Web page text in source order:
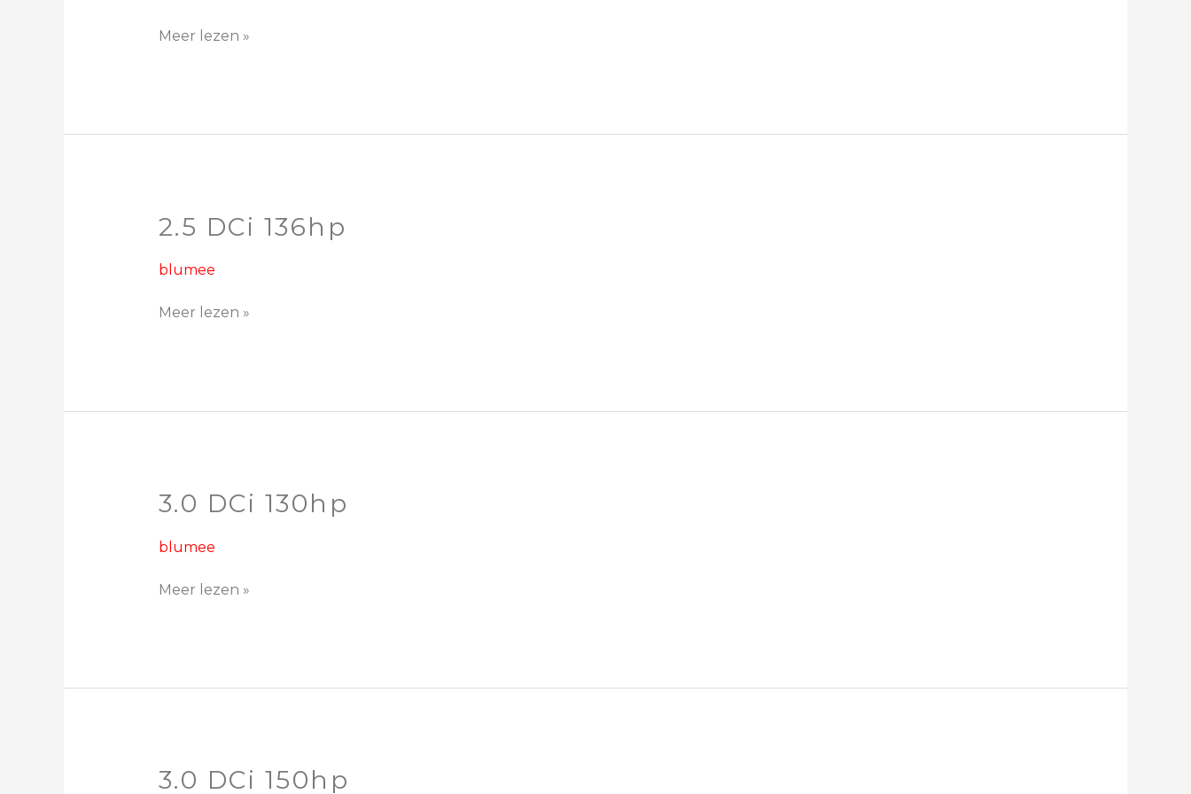
Meer lezen »
2.5 DCi 136hp
blumee
2.5
136hp
Meer lezen »
3.0 DCi 130hp
blumee
3.0
130hp
Meer lezen »
3.0 DCi 150hp
3.0